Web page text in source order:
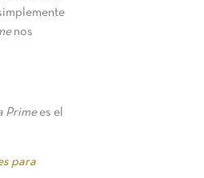
nos
Primees el
para